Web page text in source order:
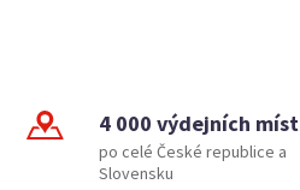
4 000 výdejních míst
po celé České republice a
Slovensku